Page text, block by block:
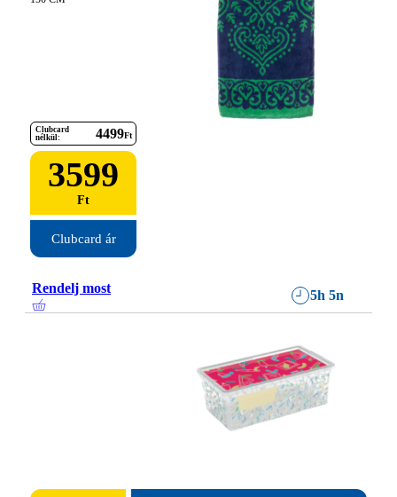
Clubcard
nélkül:
4499Ft
3599
Ft
Clubcard ár
Rendelj most 5h 5n